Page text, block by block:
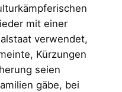
mit einer
verwendet,
Kürzungen
seien
gäbe, bei